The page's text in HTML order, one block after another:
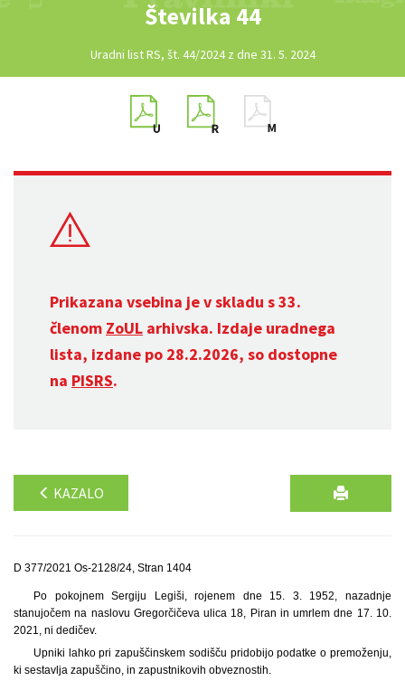
Številka 44
Uradni list RS, št. 44/2024 z dne 31. 5. 2024
Prikazana vsebina je v skladu s 33.
členom ZoUL arhivska. Izdaje uradnega
lista, izdane po 28.2.2026, so dostopne
na PISRS.
KAZALO
D 377/2021 Os-2128/24, Stran 1404
Po pokojnem Sergiju Legiši, rojenem dne 15. 3. 1952, nazadnje
stanujočem na naslovu Gregorčičeva ulica 18, Piran in umrlem dne 17. 10.
2021, ni dedičev.
Upniki lahko pri zapuščinskem sodišču pridobijo podatke o premoženju,
ki sestavlja zapuščino, in zapustnikovih obveznostih.